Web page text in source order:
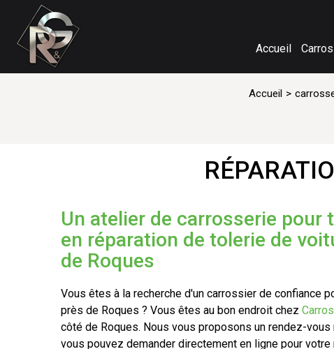
Accueil
Accueil
Un atelier de carrosserie pour
en réparation de tolerie de
de Roques
Vous êtes à la recherche d'un carrossier de confiance
près de Roques ? Vous êtes au bon endroit chez
côté de Roques. Nous vous proposons un rendez-vous
vous pouvez demander directement en ligne pour